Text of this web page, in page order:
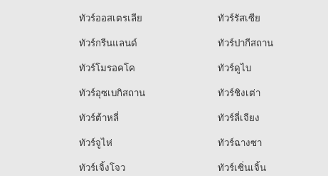
ทัวร์ออสเตรเลีย
ทัวร์รัสเซีย
ทัวร์กรีนแลนด์
ทัวร์ปากีสถาน
ทัวร์โมรอคโค
ทัวร์ดูไบ
ทัวร์อุซเบกิสถาน
ทัวร์ชิงเต่า
ทัวร์ต้าหลี่
ทัวร์ลี่เจียง
ทัวร์จูไห่
ทัวร์ฉางซา
ทัวร์เจิ้งโจว
ทัวร์เซิ่นเจิ้น